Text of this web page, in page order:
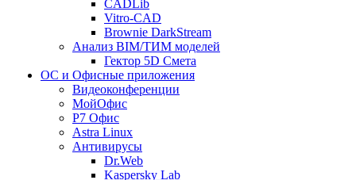
CADLib
Vitro-CAD
Brownie DarkStream
Анализ BIM/ТИМ моделей
Гектор 5D Смета
ОС и Офисные приложения
Видеоконференции
МойОфис
P7 Офис
Astra Linux
Антивирусы
Dr.Web
Kaspersky Lab